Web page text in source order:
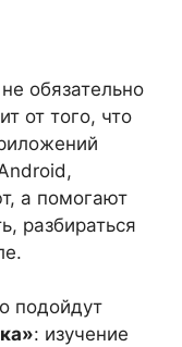
обязательно
от того, что
а помогают
разбираться
подойдут
: изучение